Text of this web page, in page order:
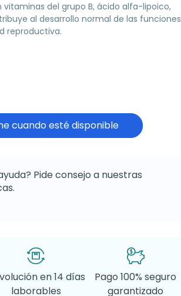
del grupo B, ácido alfa-lipoico,
al desarrollo normal de las funciones
reproductiva.
cuando esté disponible
Pide consejo a nuestras
en 14 días
laborables
Pago 100% seguro
garantizado